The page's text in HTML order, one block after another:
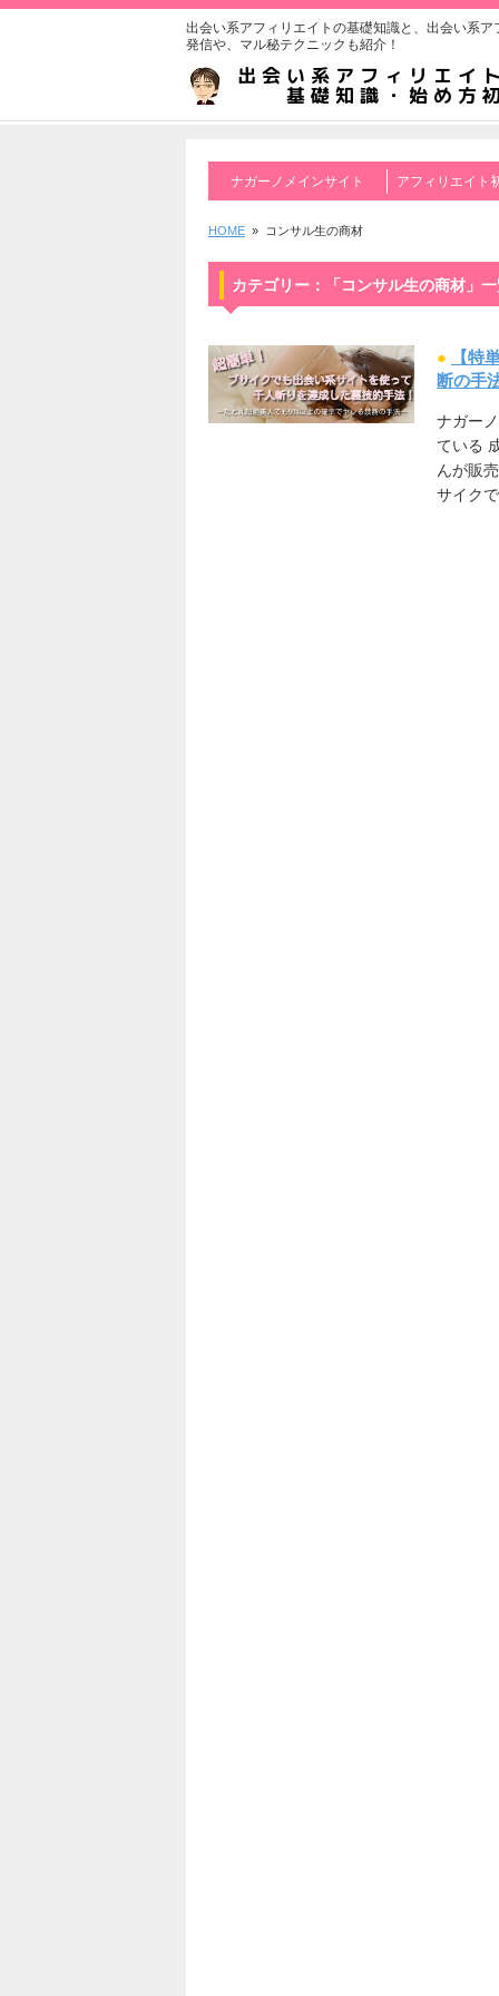
出会い系アフィリエイトの基礎知識と、出会い系
発信や、マル秘テクニックも紹介！
ナガーノメインサイト アフィリエイト
HOME » コンサル生の商材
カテゴリー：「コンサル生の商材」
●
【特
断の手
ナガー
ている
んが販
サイク